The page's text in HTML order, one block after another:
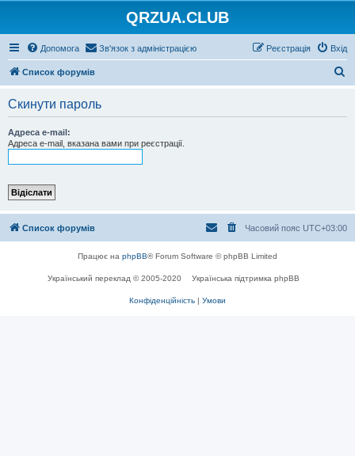
QRZUA.CLUB
Допомога Зв'язок з адміністрацією Вхід
Реєстрація
Список форумів
Скинути пароль
Адреса e-mail:
Адреса e-mail, вказана вами при реєстрації.
Список форумів Часовий пояс UTC+03:00
Працює на phpBB® Forum Software © phpBB Limited
Український переклад © 2005-2020 Українська підтримка phpBB
Конфіденційність | Умови